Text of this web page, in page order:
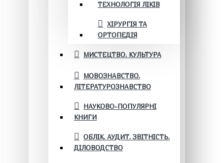
ТЕХНОЛОГІЯ ЛІКІВ
ХІРУРГІЯ ТА
ОРТОПЕДІЯ
МИСТЕЦТВО. КУЛЬТУРА
МОВОЗНАВСТВО.
ЛІТЕРАТУРОЗНАВСТВО
НАУКОВО-ПОПУЛЯРНІ
КНИГИ
ОБЛІК. АУДИТ. ЗВІТНІСТЬ.
ДІЛОВОДСТВО